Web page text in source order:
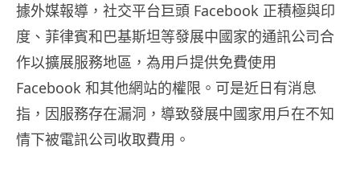
據外媒報導，社交平台巨頭 Facebook 正積極與印
度、菲律賓和巴基斯坦等發展中國家的通訊公司合
作以擴展服務地區，為用戶提供免費使用
Facebook 和其他網站的權限。可是近日有消息
指，因服務存在漏洞，導致發展中國家用戶在不知
情下被電訊公司收取費用。